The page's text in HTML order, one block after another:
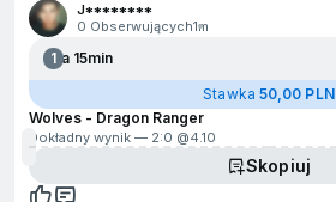
J********
0 Obserwujących1m
1Za 15min
Stawka 50,00 PLN
Wolves - Dragon Ranger
Dokładny wynik — 2:0 @4.10
Skopiuj